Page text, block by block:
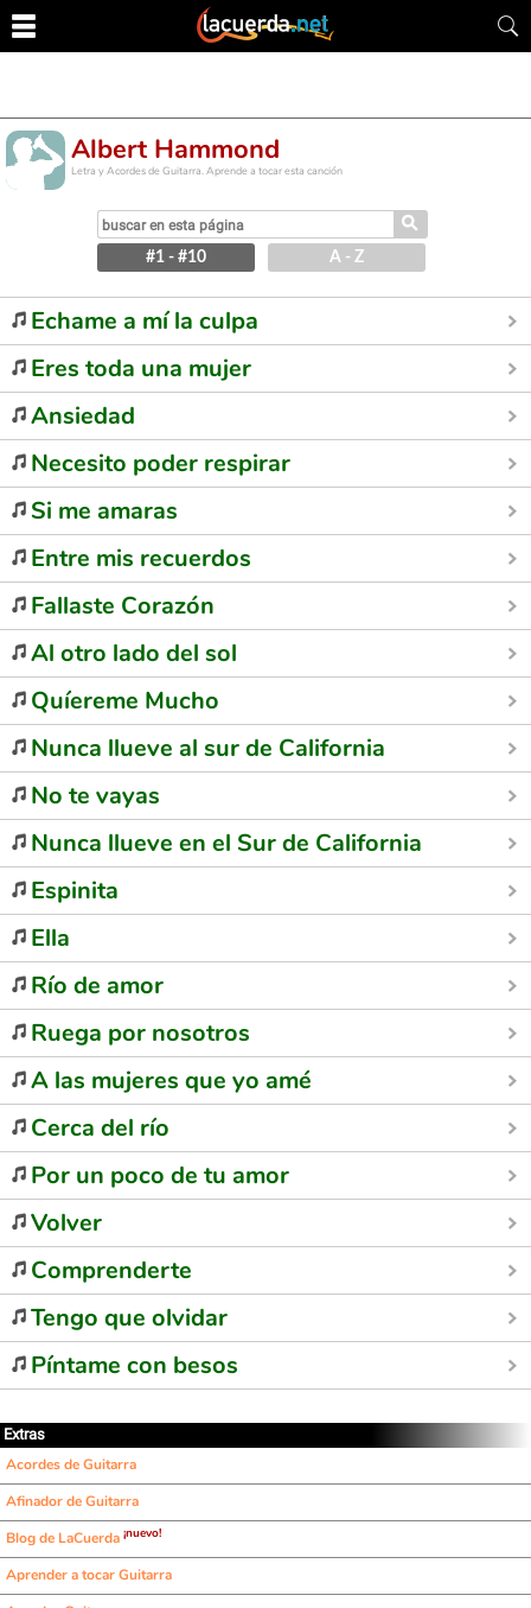
Albert Hammond
Letra y Acordes de Guitarra. Aprende a tocar esta canción
⚲
#1 - #10 A - Z
Echame a mí la culpa
Eres toda una mujer
Ansiedad
Necesito poder respirar
Si me amaras
Entre mis recuerdos
Fallaste Corazón
Al otro lado del sol
Quíereme Mucho
Nunca llueve al sur de California
No te vayas
Nunca llueve en el Sur de California
Espinita
Ella
Río de amor
Ruega por nosotros
A las mujeres que yo amé
Cerca del río
Por un poco de tu amor
Volver
Comprenderte
Tengo que olvidar
Píntame con besos
Extras
Acordes de Guitarra
Afinador de Guitarra
Blog de LaCuerda ¡nuevo!
Aprender a tocar Guitarra